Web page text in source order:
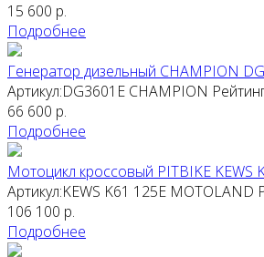
15 600 р.
Подробнее
Генератор дизельный CHAMPION
Артикул:DG3601E CHAMPION
66 600 р.
Подробнее
Мотоцикл кроссовый PITBIKE KEWS
Артикул:KEWS K61 125E MOTOLAND
106 100 р.
Подробнее